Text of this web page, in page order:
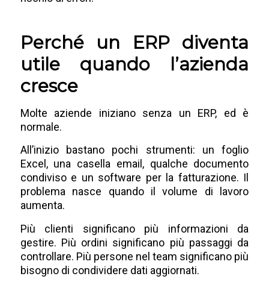
Perché un ERP diventa
utile quando l’azienda
cresce
Molte aziende iniziano senza un ERP, ed è
normale.
All’inizio bastano pochi strumenti: un foglio
Excel, una casella email, qualche documento
condiviso e un software per la fatturazione. Il
problema nasce quando il volume di lavoro
aumenta.
Più clienti significano più informazioni da
gestire. Più ordini significano più passaggi da
controllare. Più persone nel team significano più
bisogno di condividere dati aggiornati.